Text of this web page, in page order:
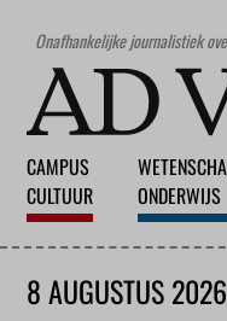
Onafhankelijke journalistiek
CAMPUS
CULTUUR
ONDERWIJS
8 AUGUSTUS 2026